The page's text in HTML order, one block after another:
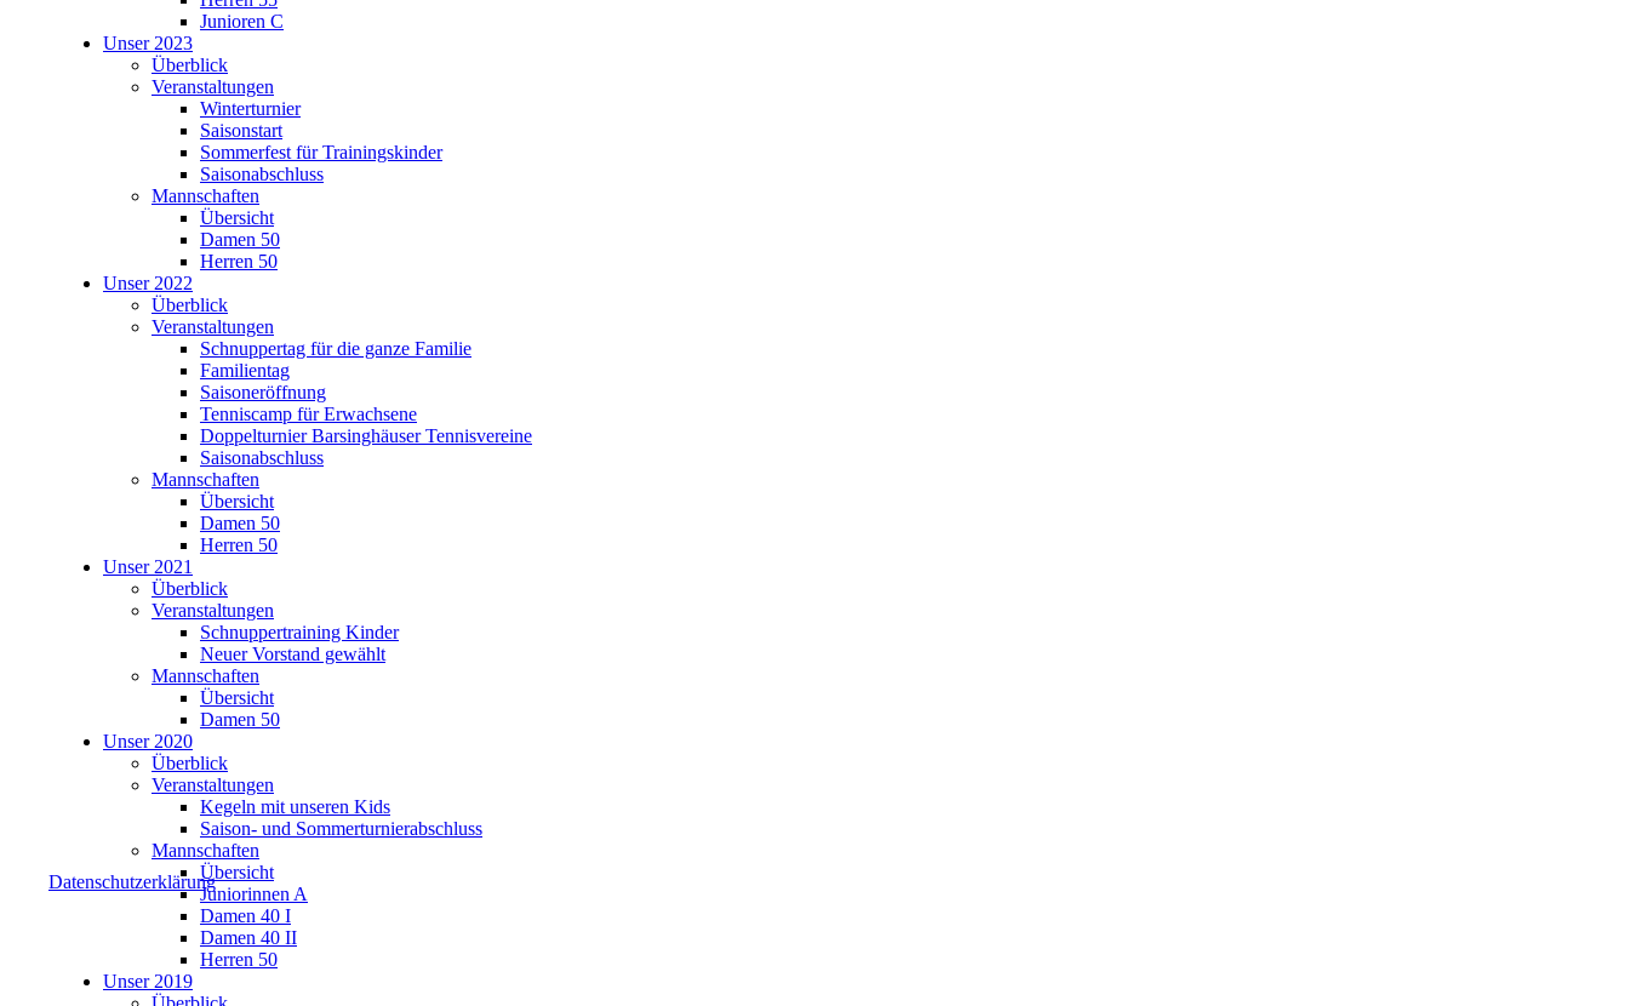
Datenschutzerklärung
Junioren C
Unser 2023
Überblick
Veranstaltungen
Winterturnier
Saisonstart
Sommerfest für Trainingskinder
Saisonabschluss
Mannschaften
Übersicht
Damen 50
Herren 50
Unser 2022
Überblick
Veranstaltungen
Schnuppertag für die ganze Familie
Familientag
Saisoneröffnung
Tenniscamp für Erwachsene
Doppelturnier Barsinghäuser Tennisvereine
Saisonabschluss
Mannschaften
Übersicht
Damen 50
Herren 50
Unser 2021
Überblick
Veranstaltungen
Schnuppertraining Kinder
Neuer Vorstand gewählt
Mannschaften
Übersicht
Damen 50
Unser 2020
Überblick
Veranstaltungen
Kegeln mit unseren Kids
Saison- und Sommerturnierabschluss
Mannschaften
Übersicht
Juniorinnen A
Damen 40 I
Damen 40 II
Herren 50
Unser 2019